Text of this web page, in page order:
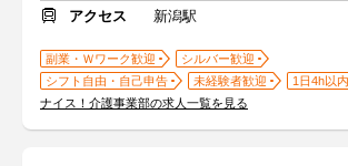
アクセス 新潟駅
副業・Ｗワーク歓迎
シルバー歓迎
シフト自由・自己申告
未経験者歓迎
1日4h以
ナイス！介護事業部の求人一覧を見る